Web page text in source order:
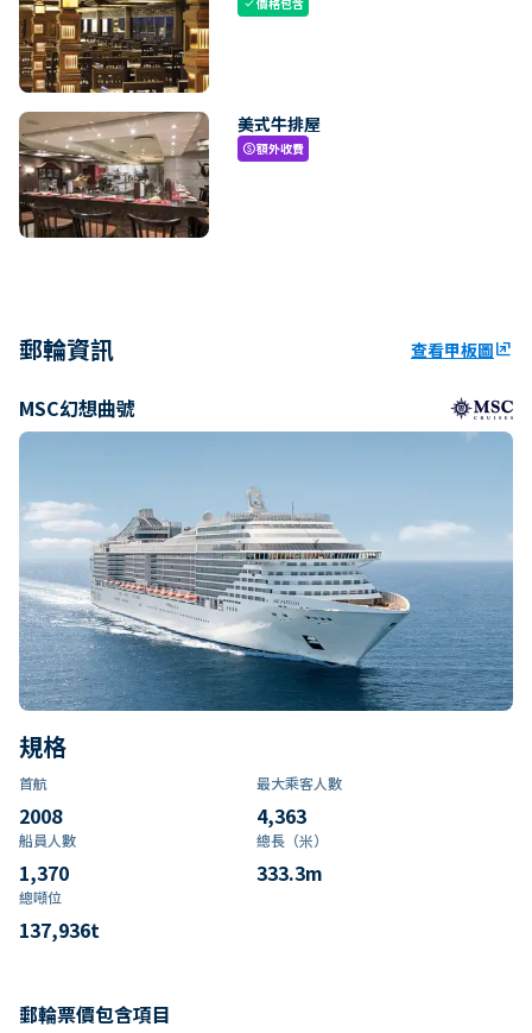
check
美式牛排屋
paid額外收費
郵輪資訊 查看甲板圖ungroup
MSC幻想曲號
規格
首航
2008
最大乘客人數
4,363
船員人數
1,370
總長（米）
333.3m
總噸位
137,936t
郵輪票價包含項目